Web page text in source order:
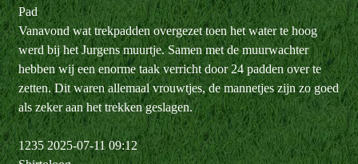
Pad
Vanavond wat trekpadden overgezet toen het water te hoog
werd bij het Jurgens muurtje. Samen met de muurwachter
hebben wij een enorme taak verricht door 24 padden over te
zetten. Dit waren allemaal vrouwtjes, de mannetjes zijn zo goed
als zeker aan het trekken geslagen.
1235 2025-07-11 09:12